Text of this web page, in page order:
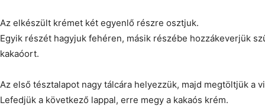
Az elkészült krémet két egyenlő részre osztjuk.
Egyik részét hagyjuk fehéren, másik részébe hozzákeverjük
kakaóort.
Az első tésztalapot nagy tálcára helyezzük, majd megtöltjük a
Lefedjük a következő lappal, erre megy a kakaós krém.